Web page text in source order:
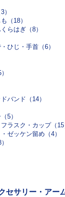
（18）
らはぎ（8）
ひじ・手首（6）
バンド（14）
5）
ラスク・カップ（15
ゼッケン留め（4）
セサリー・アー